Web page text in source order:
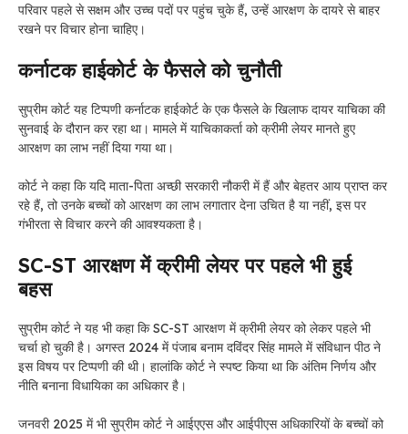
परिवार पहले से सक्षम और उच्च पदों पर पहुंच चुके हैं, उन्हें आरक्षण के दायरे से बाहर
रखने पर विचार होना चाहिए।
कर्नाटक हाईकोर्ट के फैसले को चुनौती
सुप्रीम कोर्ट यह टिप्पणी कर्नाटक हाईकोर्ट के एक फैसले के खिलाफ दायर याचिका की
सुनवाई के दौरान कर रहा था। मामले में याचिकाकर्ता को क्रीमी लेयर मानते हुए
आरक्षण का लाभ नहीं दिया गया था।
कोर्ट ने कहा कि यदि माता-पिता अच्छी सरकारी नौकरी में हैं और बेहतर आय प्राप्त कर
रहे हैं, तो उनके बच्चों को आरक्षण का लाभ लगातार देना उचित है या नहीं, इस पर
गंभीरता से विचार करने की आवश्यकता है।
SC-ST आरक्षण में क्रीमी लेयर पर पहले भी हुई
बहस
सुप्रीम कोर्ट ने यह भी कहा कि SC-ST आरक्षण में क्रीमी लेयर को लेकर पहले भी
चर्चा हो चुकी है। अगस्त 2024 में पंजाब बनाम दविंदर सिंह मामले में संविधान पीठ ने
इस विषय पर टिप्पणी की थी। हालांकि कोर्ट ने स्पष्ट किया था कि अंतिम निर्णय और
नीति बनाना विधायिका का अधिकार है।
जनवरी 2025 में भी सुप्रीम कोर्ट ने आईएएस और आईपीएस अधिकारियों के बच्चों को